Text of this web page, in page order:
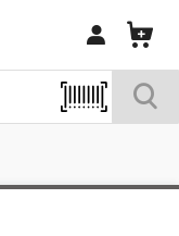
Přihlásit/